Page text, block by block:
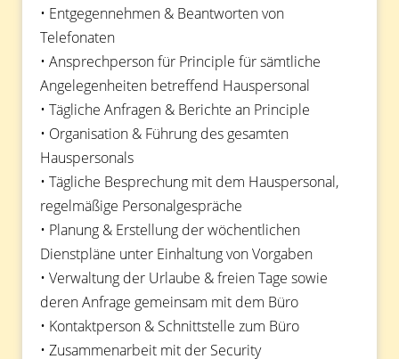
• Entgegennehmen & Beantworten von
Telefonaten
• Ansprechperson für Principle für sämtliche
Angelegenheiten betreffend Hauspersonal
• Tägliche Anfragen & Berichte an Principle
• Organisation & Führung des gesamten
Hauspersonals
• Tägliche Besprechung mit dem Hauspersonal,
regelmäßige Personalgespräche
• Planung & Erstellung der wöchentlichen
Dienstpläne unter Einhaltung von Vorgaben
• Verwaltung der Urlaube & freien Tage sowie
deren Anfrage gemeinsam mit dem Büro
• Kontaktperson & Schnittstelle zum Büro
• Zusammenarbeit mit der Security